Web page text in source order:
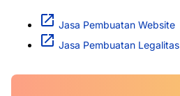
Jasa Pembuatan Website
Jasa Pembuatan Legalitas